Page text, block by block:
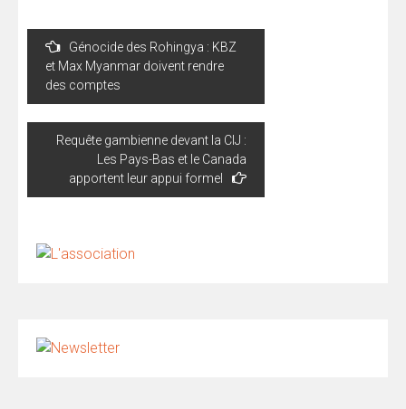
Navigation
l’article
Génocide des Rohingya : KBZ
et Max Myanmar doivent rendre
des comptes
Requête gambienne devant la CIJ :
Les Pays-Bas et le Canada
apportent leur appui formel